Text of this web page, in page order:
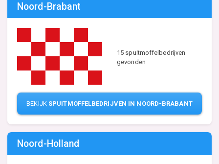
Noord-Brabant
15 spuitmoffelbedrijven
gevonden
BEKIJK SPUITMOFFELBEDRIJVEN IN NOORD-BRABANT
Noord-Holland